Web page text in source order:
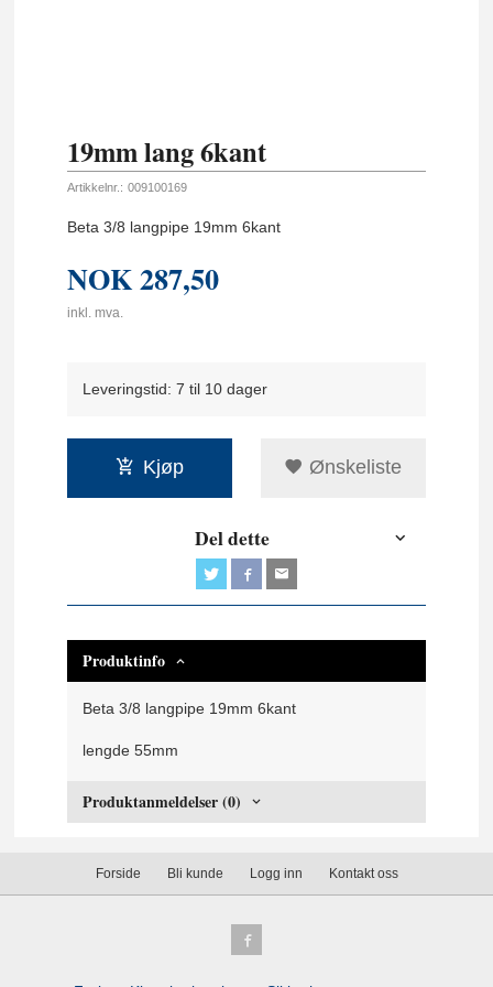
19mm lang 6kant
Artikkelnr.: 009100169
Beta 3/8 langpipe 19mm 6kant
NOK287,50
inkl. mva.
Leveringstid: 7 til 10 dager
Kjøp Ønskeliste
Del dette
Produktinfo
Beta 3/8 langpipe 19mm 6kant
lengde 55mm
Produktanmeldelser (0)
Forside Bli kunde Logg inn Kontakt oss